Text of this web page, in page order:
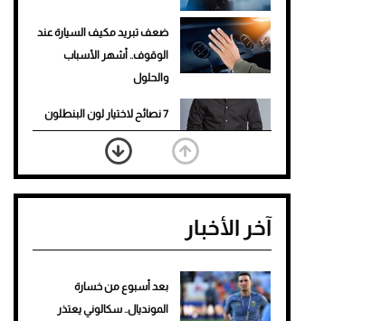
ضعف تبريد مكيف السيارة عند
الوقوف.. أشهر الأسباب
والحلول
7 نصائح لاختيار لون البنطلون
المناسب للقميص الأسود
نرى المستقبل من خلال
تصميماتنا.. كيف حجزت 1886
تمنحك فخامة استثنائية
آخر الأخبار
بعد أسبوع من خسارة
المونديال.. سكالوني يعتذر